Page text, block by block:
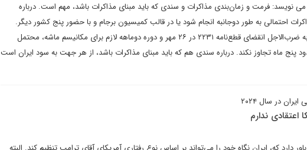
نویسد: فرمت و زمان‌بندی مذاکرات و سندی که باید مبنای مذاکرات باشد، مهم است. درباره
احتمالی به طور دوجانبه انجام شود یا در قالب کمیسیون برجام و با حضور پنج کشور دیگر.
درباره زمان‌بندی نیز با توجه به ضرب‌الاجل انقضای قطع‌نامه ۲۲۳۱ در ۲۶ مهر و دوره دوماهه لازم برای مکانیسم ماشه، محتمل
ماه تجاوز نکند. درباره سندی هم که باید مبنای مذاکرات باشد، از هر جهت به سود ایران است
در سال ۲۰۲۴
ندارم